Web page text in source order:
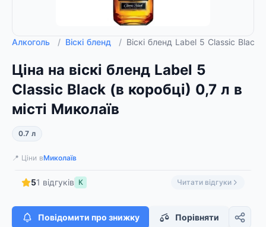
Алкоголь / Віскі бленд / Віскі бленд Label 5 Сlassic Black
Ціна на віскі бленд Label 5
Сlassic Black (в коробці) 0,7 л в
місті Миколаїв
0.7 л
📍 Ціни вМиколаїв
51 відгуків К Читати відгуки
Повідомити про знижку Порівняти